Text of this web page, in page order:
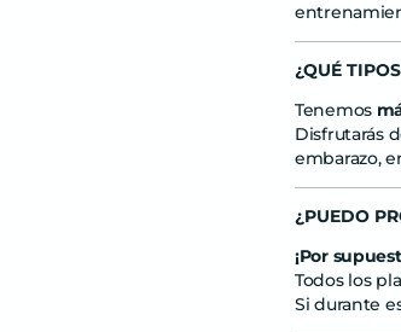
¿QUÉ
Tenemos
Disfrutarás
embarazo,
¿PUEDO
¡Por
Todos los
Si durante